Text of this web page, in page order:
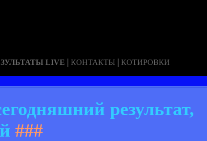
LIVE | КОНТАКТЫ | КОТИРОВКИ
результат,
###